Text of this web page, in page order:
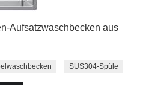
Aufsatzwaschbecken aus
SUS304-Spüle